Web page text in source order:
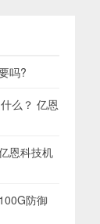
吗?
么？ 亿恩
恩科技机
防御